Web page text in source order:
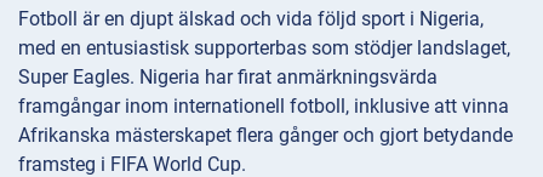
Fotboll är en djupt älskad och vida följd sport i Nigeria,
med en entusiastisk supporterbas som stödjer landslaget,
Super Eagles. Nigeria har firat anmärkningsvärda
framgångar inom internationell fotboll, inklusive att vinna
Afrikanska mästerskapet flera gånger och gjort betydande
framsteg i FIFA World Cup.